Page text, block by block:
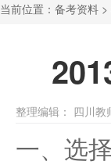
当前位置： 备考资料 >
整理编辑： 四川教
一、选